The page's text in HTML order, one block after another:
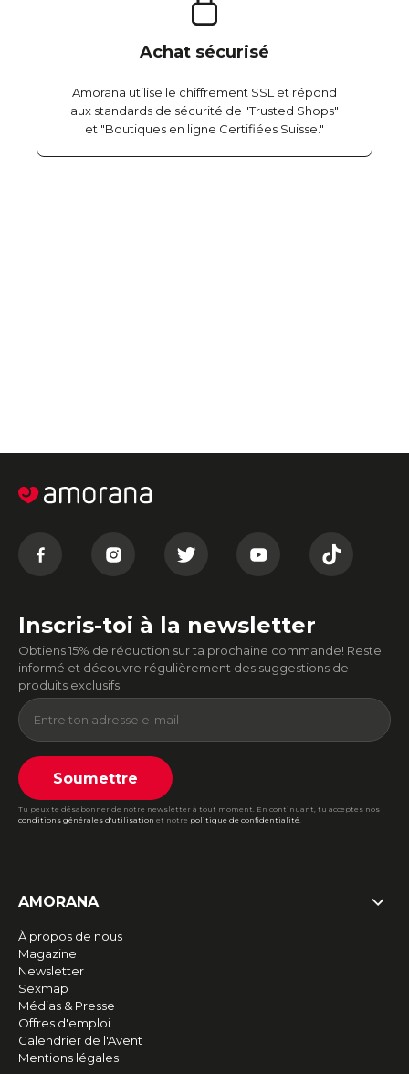
Achat sécurisé
Amorana utilise le chiffrement SSL et répond
aux standards de sécurité de "Trusted Shops"
et "Boutiques en ligne Certifiées Suisse."
Inscris-toi à la newsletter
Obtiens 15% de réduction sur ta prochaine commande! Reste
informé et découvre régulièrement des suggestions de
produits exclusifs.
Soumettre
Tu peux te désabonner de notre newsletter à tout moment. En continuant, tu acceptes nos
conditions générales d'utilisation et notre politique de confidentialité.
AMORANA
À propos de nous
Magazine
Newsletter
Sexmap
Médias & Presse
Offres d'emploi
Calendrier de l'Avent
Mentions légales